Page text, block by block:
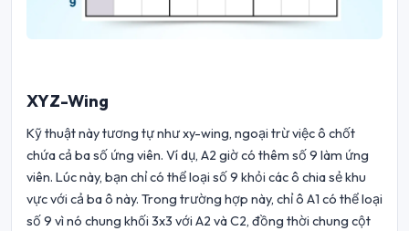
XYZ-Wing
Kỹ thuật này tương tự như xy-wing, ngoại trừ việc ô chốt
chứa cả ba số ứng viên. Ví dụ, A2 giờ có thêm số 9 làm ứng
viên. Lúc này, bạn chỉ có thể loại số 9 khỏi các ô chia sẻ khu
vực với cả ba ô này. Trong trường hợp này, chỉ ô A1 có thể loại
số 9 vì nó chung khối 3x3 với A2 và C2, đồng thời chung cột